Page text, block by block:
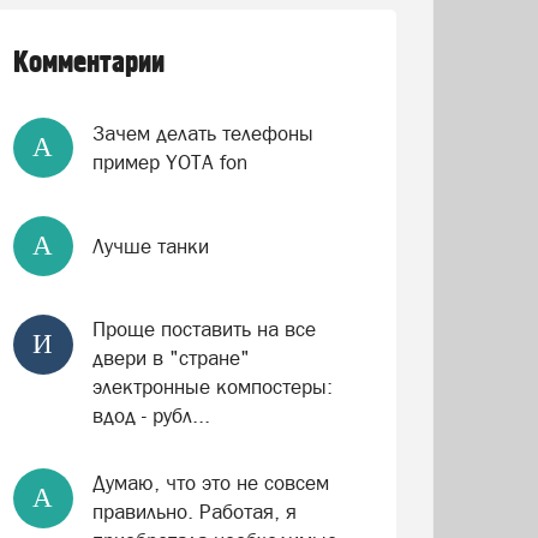
Комментарии
А
Зачем делать телефоны
пример YOTA fon
А Лучше танки
И
Проще поставить на все
двери в "стране"
электронные компостеры:
вдод - рубл...
А
Думаю, что это не совсем
правильно. Работая, я